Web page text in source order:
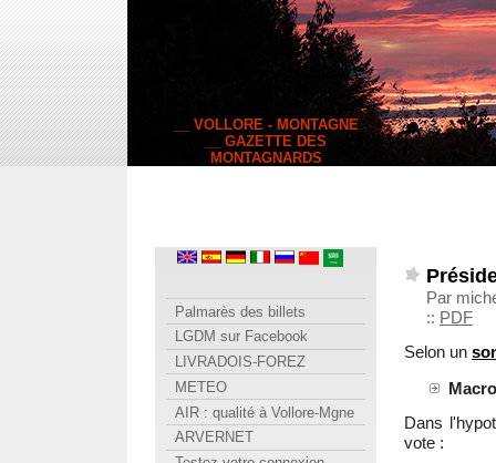
__ VOLLORE - MONTAGNE
__ GAZETTE DES
MONTAGNARDS
Par
:: PDF
Selon un
Dans
vote :
Palmarès des billets
LGDM sur Facebook
LIVRADOIS-FOREZ
METEO
AIR : qualité à Vollore-Mgne
ARVERNET